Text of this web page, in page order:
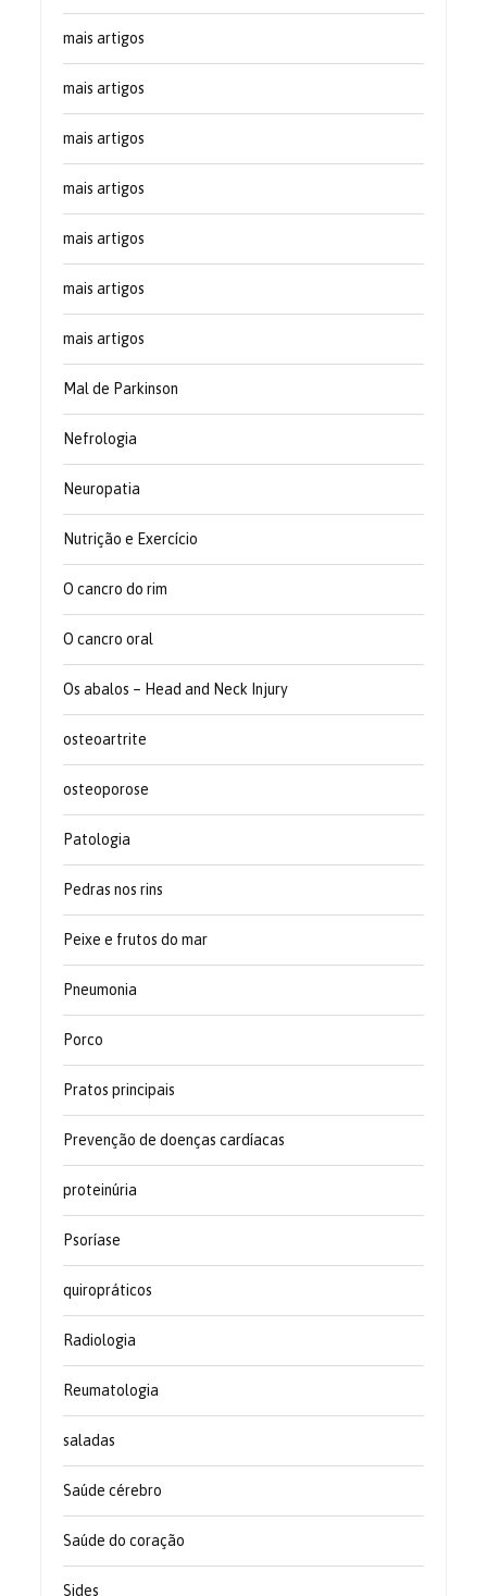
mais artigos
mais artigos
mais artigos
mais artigos
mais artigos
mais artigos
mais artigos
Mal de Parkinson
Nefrologia
Neuropatia
Nutrição e Exercício
O cancro do rim
O cancro oral
Os abalos – Head and Neck Injury
osteoartrite
osteoporose
Patologia
Pedras nos rins
Peixe e frutos do mar
Pneumonia
Porco
Pratos principais
Prevenção de doenças cardíacas
proteinúria
Psoríase
quiropráticos
Radiologia
Reumatologia
saladas
Saúde cérebro
Saúde do coração
Sides